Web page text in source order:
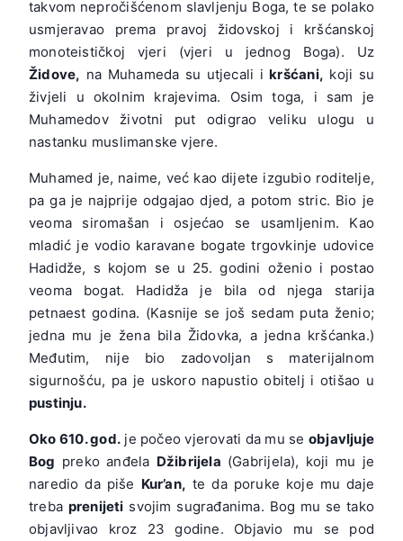
takvom nepročišćenom slavljenju Boga, te se polako
usmjeravao prema pravoj židovskoj i kršćanskoj
monoteističkoj vjeri (vjeri u jednog Boga). Uz
Židove, na Muhameda su utjecali ikršćani, koji su
živjeli u okolnim krajevima. Osim toga, i sam je
Muhamedov životni put odigrao veliku ulogu u
nastanku muslimanske vjere.
Muhamed je, naime, već kao dijete izgubio roditelje,
pa ga je najprije odgajao djed, a potom stric. Bio je
veoma siromašan i osjećao se usamljenim. Kao
mladić je vodio karavane bogate trgovkinje udovice
Hadidže, s kojom se u 25. godini oženio i postao
veoma bogat. Hadidža je bila od njega starija
petnaest godina. (Kasnije se još sedam puta ženio;
jedna mu je žena bila Židovka, a jedna kršćanka.)
Međutim, nije bio zadovoljan s materijalnom
sigurnošću, pa je uskoro napustio obitelj i otišao u
pustinju.
Oko 610. god.je počeo vjerovati da mu se objavljuje
Bog preko anđela Džibrijela (Gabrijela), koji mu je
naredio da piše Kur’an, te da poruke koje mu daje
treba prenijeti svojim sugrađanima. Bog mu se tako
objavljivao kroz 23 godine. Objavio mu se pod